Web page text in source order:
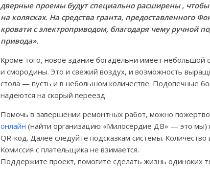
дверные проемы будут специально расширены ,
на колясках. На средства гранта, предоставленного
кровати с электроприводом, благодаря чему ручной
привода».
Кроме того, новое здание богадельни имеет небольшой
и смородины. Это и свежий воздух, и возможность
стола — пусть и в небольшом количестве. Подопечные
надеются на скорый переезд.
Помочь в завершении ремонтных работ, можно
онлайн (найти организацию «Милосердие ДВ» — это мы)
QR-код. Далее следуйте подсказкам системы.
Комиссия с плательщика не взимается.
Поддержите проект, помогите сделать жизнь одиноких